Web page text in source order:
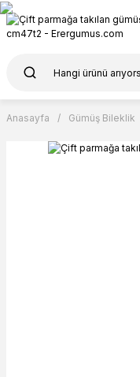
Anasayfa Gümüş Bileklik